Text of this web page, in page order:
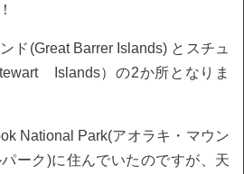
ド(Great Barrer Islands) とスチュ
Islands）の2か所となりま
National Park(アオラキ・マウン
ーク)に住んでいたのですが、天